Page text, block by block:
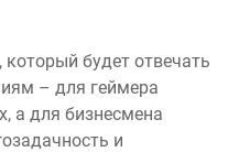
будет отвечать
– для геймера
а для бизнесмена
и